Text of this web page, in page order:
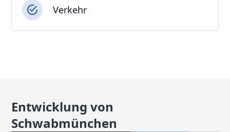
Verkehr
Entwicklung von
Schwabmünchen